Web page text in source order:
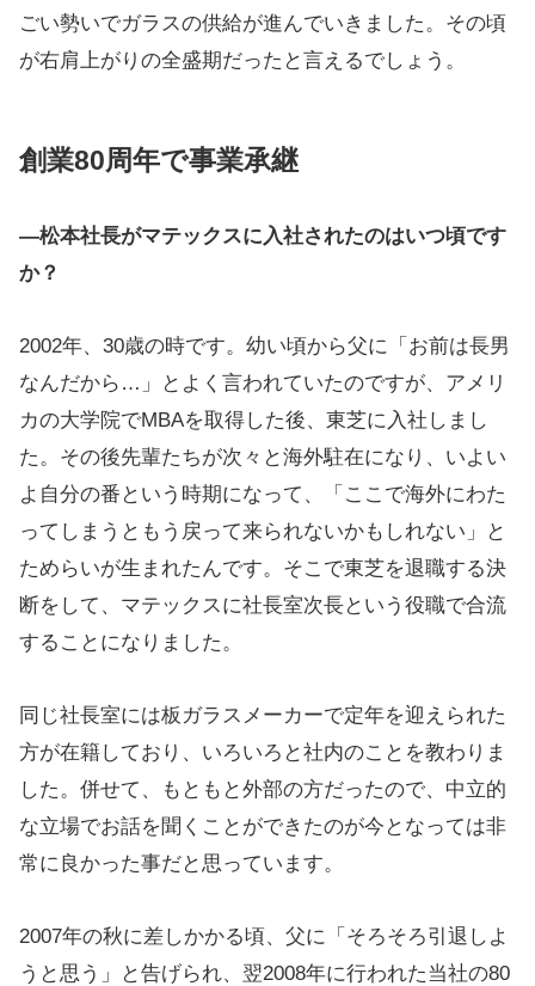
ごい勢いでガラスの供給が進んでいきました。その頃
が右肩上がりの全盛期だったと言えるでしょう。
創業80周年で事業承継
―松本社長がマテックスに入社されたのはいつ頃です
か？
2002年、30歳の時です。幼い頃から父に「お前は長男
なんだから…」とよく言われていたのですが、アメリ
カの大学院でMBAを取得した後、東芝に入社しまし
た。その後先輩たちが次々と海外駐在になり、いよい
よ自分の番という時期になって、「ここで海外にわた
ってしまうともう戻って来られないかもしれない」と
ためらいが生まれたんです。そこで東芝を退職する決
断をして、マテックスに社長室次長という役職で合流
することになりました。
同じ社長室には板ガラスメーカーで定年を迎えられた
方が在籍しており、いろいろと社内のことを教わりま
した。併せて、もともと外部の方だったので、中立的
な立場でお話を聞くことができたのが今となっては非
常に良かった事だと思っています。
2007年の秋に差しかかる頃、父に「そろそろ引退しよ
うと思う」と告げられ、翌2008年に行われた当社の80